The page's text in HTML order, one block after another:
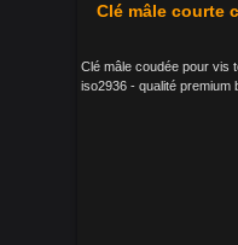
Clé mâle courte
Clé mâle coudée pour vis
iso2936 - qualité premium